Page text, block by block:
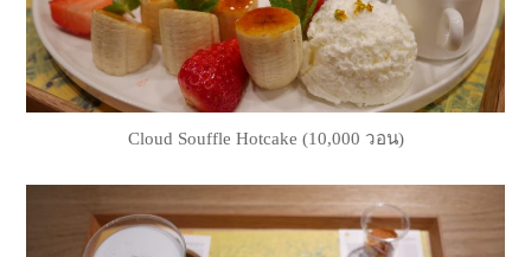
Cloud Souffle Hotcake (10,000 วอน)